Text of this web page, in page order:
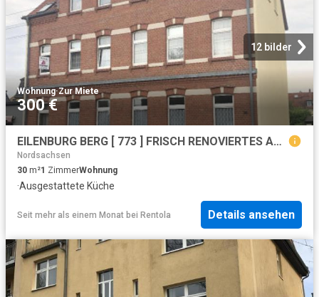
12 bilder
Wohnung·Zur Miete
300 €
EILENBURG BERG [ 773 ] FRISCH RENOVIERTES APARTMENT mit kleiner EINBAUKÜCHE [ 773 ] TAGESLICHTBAD MIT WANNE
Nordsachsen
30 m²1 ZimmerWohnung
·Ausgestattete Küche
Seit mehr als einem Monat bei Rentola Details ansehen